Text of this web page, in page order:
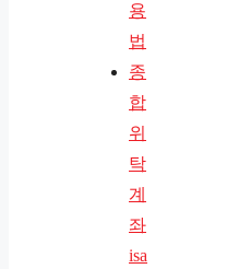
용
법
종
합
위
탁
계
좌
isa